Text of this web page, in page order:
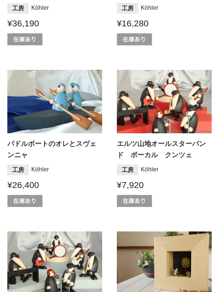
工房 Köhler
¥36,190
工房 Köhler
¥16,280
パドルボートのオレとスヴェ
ンニャ
工房 Köhler
¥26,400
エルツ山地オールスターバン
ド ボーカル クンツェ
工房 Köhler
¥7,920